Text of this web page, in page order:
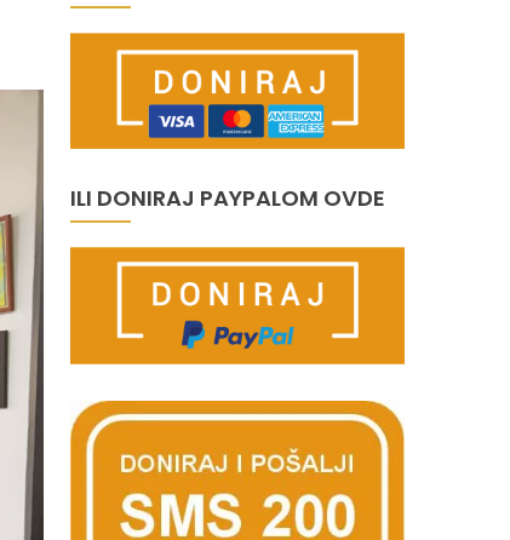
ILI DONIRAJ PAYPALOM OVDE